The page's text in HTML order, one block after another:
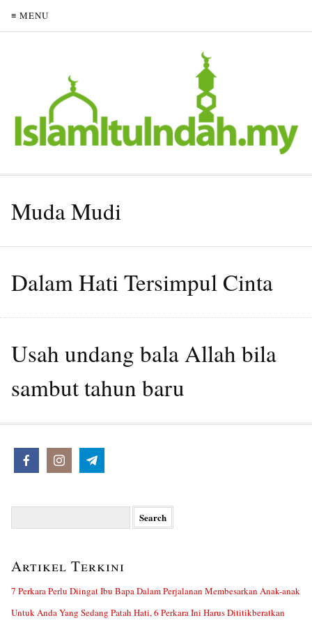
≡ MENU
Muda Mudi
Dalam Hati Tersimpul Cinta
Usah undang bala Allah bila
sambut tahun baru
Artikel Terkini
7 Perkara Perlu Diingat Ibu Bapa Dalam Perjalanan Membesarkan Anak-anak
Untuk Anda Yang Sedang Patah Hati, 6 Perkara Ini Harus Dititikberatkan